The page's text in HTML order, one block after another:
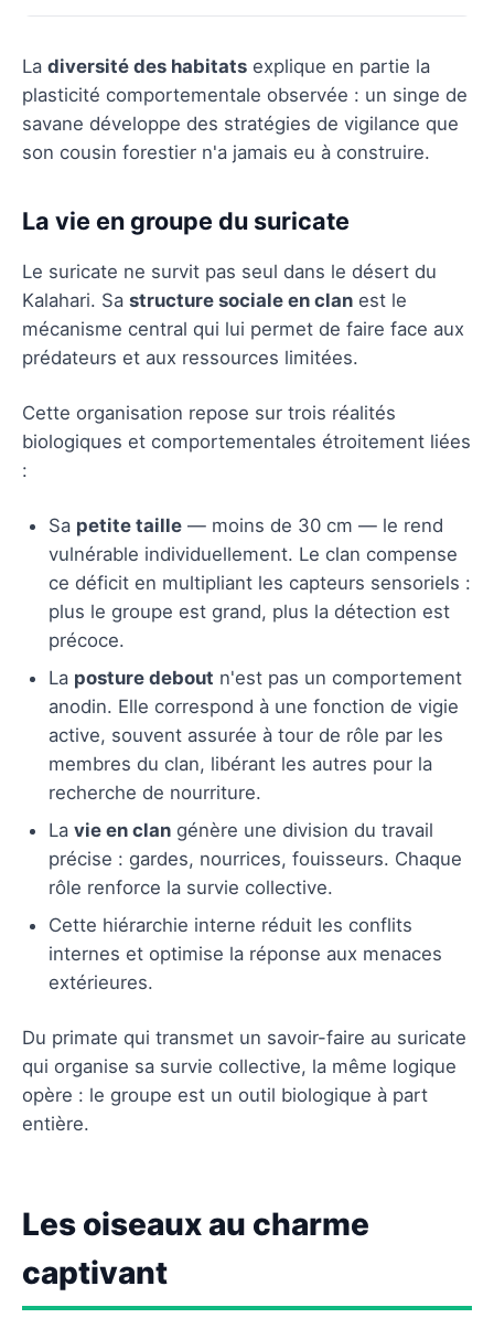
La diversité des habitats explique en partie la
plasticité comportementale observée : un singe de
savane développe des stratégies de vigilance que
son cousin forestier n'a jamais eu à construire.
La vie en groupe du suricate
Le suricate ne survit pas seul dans le désert du
Kalahari. Sa structure sociale en clan est le
mécanisme central qui lui permet de faire face aux
prédateurs et aux ressources limitées.
Cette organisation repose sur trois réalités
biologiques et comportementales étroitement liées
:
Sa petite taille — moins de 30 cm — le rend
vulnérable individuellement. Le clan compense
ce déficit en multipliant les capteurs sensoriels :
plus le groupe est grand, plus la détection est
précoce.
La posture debout n'est pas un comportement
anodin. Elle correspond à une fonction de vigie
active, souvent assurée à tour de rôle par les
membres du clan, libérant les autres pour la
recherche de nourriture.
La vie en clan génère une division du travail
précise : gardes, nourrices, fouisseurs. Chaque
rôle renforce la survie collective.
Cette hiérarchie interne réduit les conflits
internes et optimise la réponse aux menaces
extérieures.
Du primate qui transmet un savoir-faire au suricate
qui organise sa survie collective, la même logique
opère : le groupe est un outil biologique à part
entière.
Les oiseaux au charme
captivant